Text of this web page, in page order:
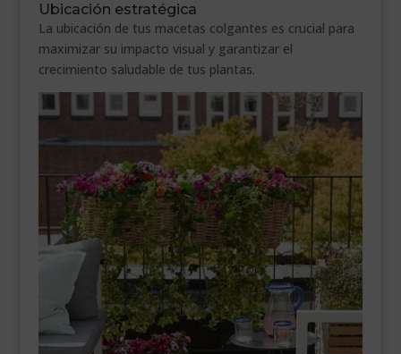
Ubicación estratégica
La ubicación de tus macetas colgantes es crucial para
maximizar su impacto visual y garantizar el
crecimiento saludable de tus plantas.